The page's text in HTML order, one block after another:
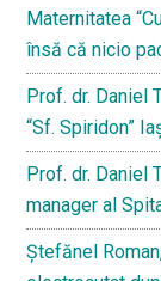
Maternitatea
însă că nicio
Prof. dr. Daniel
“Sf. Spiridon”
Prof. dr. Daniel
manager al
Ştefănel